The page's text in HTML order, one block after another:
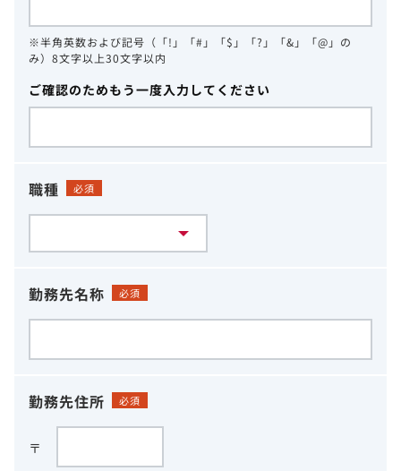
※半角英数および記号（「!」「#」「$」「?」「&」「@」の
み）8文字以上30文字以内
ご確認のためもう一度入力してください
職種 必須
勤務先名称 必須
勤務先住所 必須
〒